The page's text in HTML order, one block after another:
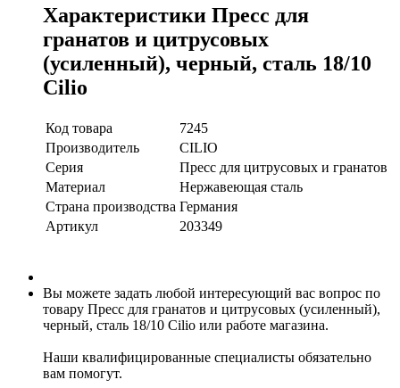
Характеристики Пресс для
гранатов и цитрусовых
(усиленный), черный, сталь 18/10
Cilio
Код товара
7245
Производитель
CILIO
Серия
Пресс для цитрусовых и гранатов
Материал
Нержавеющая сталь
Страна производства Германия
Артикул
203349
Вы можете задать любой интересующий вас вопрос по
товару Пресс для гранатов и цитрусовых (усиленный),
черный, сталь 18/10 Cilio или работе магазина.
Наши квалифицированные специалисты обязательно
вам помогут.